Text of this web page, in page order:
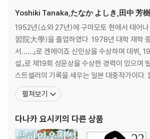
Yoshiki Tanaka,たなか よしき,田中 芳
1952년(쇼와 27년)에 구마모토 현에서 태어
習院大學)을 졸업하였다. 1978년 대학 재학 중
서……」로 겐에이죠 신인상을 수상하며 데뷔,
설』로 제19회 성운상을 수상한 경력이 있으며
스트셀러의 기록을 세우는 일본 대중작가이다.
간결한 문체와 상호연관관계가 전혀 흐트러지
관된 구조로 스토리의 호흡을 매끄럽게 이어간
품은 모두 애니메이션으로 제작되었다. 특히 일
펼쳐보기
다나카 요시키 의 다른 상품